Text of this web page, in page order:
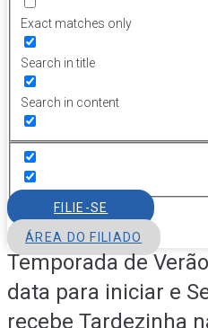
Exact matches only
Search in title
Search in content
FILIE-SE
ÁREA DO FILIADO
Temporada de
data para iniciar e
recebe Tardezinha